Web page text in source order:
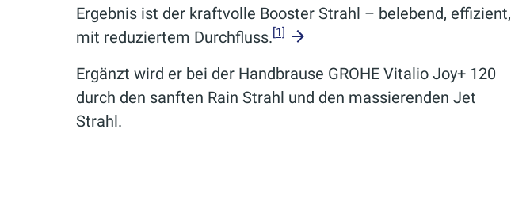
Ergebnis ist der kraftvolle Booster Strahl – belebend, effizient,
mit reduziertem Durchfluss.[1]
Ergänzt wird er bei der Handbrause GROHE Vitalio Joy+ 120
durch den sanften Rain Strahl und den massierenden Jet
Strahl.